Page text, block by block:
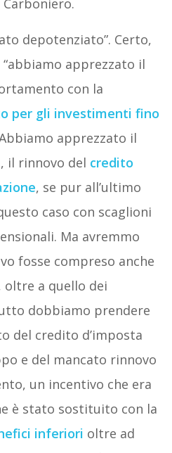
depotenziato”. Certo,
apprezzato il
con la
per gli investimenti fino
apprezzato il
il rinnovo del credito
, se pur all’ultimo
caso con scaglioni
Ma avremmo
fosse compreso anche
a quello dei
dobbiamo prendere
del credito d’imposta
e del mancato rinnovo
un incentivo che era
è stato sostituito con la
inferiori oltre ad